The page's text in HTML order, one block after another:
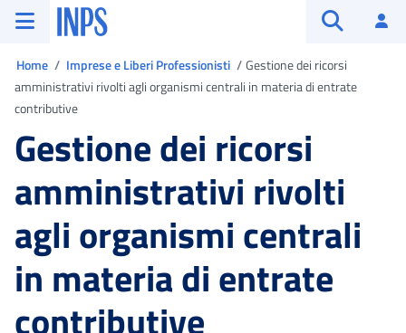
Vai al menu principale
Vai al contenuto principale
Vai al pie' di pagina
INPS ()
Home Imprese e Liberi Professionisti
Gestione dei ricorsi
amministrativi rivolti agli organismi centrali in materia di entrate
contributive
Gestione dei ricorsi
amministrativi rivolti
agli organismi centrali
in materia di entrate
contributive